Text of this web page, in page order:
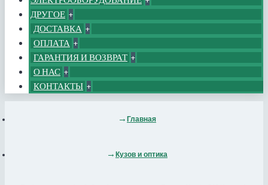
ДРУГОЕ +
ДОСТАВКА +
ОПЛАТА +
ГАРАНТИЯ И ВОЗВРАТ +
О НАС +
КОНТАКТЫ +
Главная
Кузов и оптика